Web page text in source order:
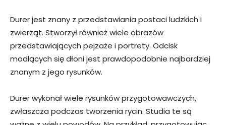
Durer jest znany z przedstawiania postaci ludzkich i
zwierząt. Stworzył również wiele obrazów
przedstawiających pejzaże i portrety. Odcisk
modlących się dłoni jest prawdopodobnie najbardziej
znanym z jego rysunków.
Durer wykonał wiele rysunków przygotowawczych,
zwłaszcza podczas tworzenia rycin. Studia te są